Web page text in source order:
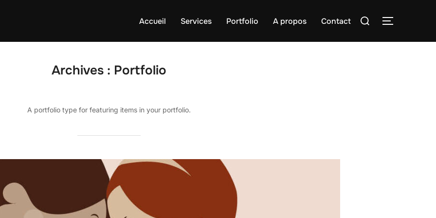
Accueil Services Portfolio A propos Contact
Rechercher :
Archives : Portfolio
A portfolio type for featuring items in your portfolio.